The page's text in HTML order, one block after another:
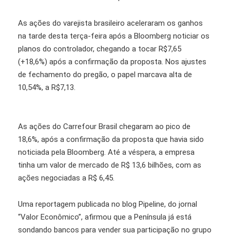
As ações do varejista brasileiro aceleraram os ganhos
na tarde desta terça-feira após a Bloomberg noticiar os
planos do controlador, chegando a tocar R$7,65
(+18,6%) após a confirmação da proposta. Nos ajustes
de fechamento do pregão, o papel marcava alta de
10,54%, a R$7,13.
As ações do Carrefour Brasil chegaram ao pico de
18,6%, após a confirmação da proposta que havia sido
noticiada pela Bloomberg. Até a véspera, a empresa
tinha um valor de mercado de R$ 13,6 bilhões, com as
ações negociadas a R$ 6,45.
Uma reportagem publicada no blog Pipeline, do jornal
“Valor Econômico”, afirmou que a Península já está
sondando bancos para vender sua participação no grupo